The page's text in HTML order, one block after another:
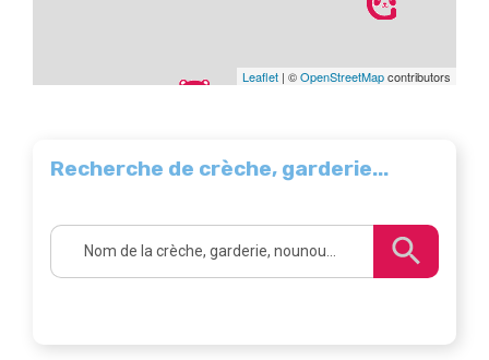
Leaflet | ©OpenStreetMapcontributors
Recherche de crèche, garderie...